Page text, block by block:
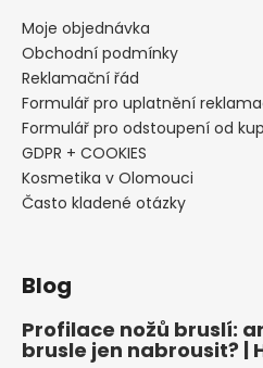
Moje objednávka
Obchodní podmínky
Reklamační řád
Formulář pro uplatnění
Formulář pro odstoupení od
GDPR + COOKIES
Kosmetika v Olomouci
Často kladené otázky
Blog
Profilace nožů bruslí:
brusle jen nabrousit? |